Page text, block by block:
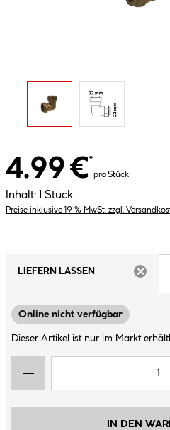
4.99 €*
pro Stück
Inhalt: 1 Stück
Preise inklusive 19 % MwSt. zzgl.
LIEFERN LASSEN
Online nicht verfügbar
Dieser Artikel ist nur im Markt
IN DEN